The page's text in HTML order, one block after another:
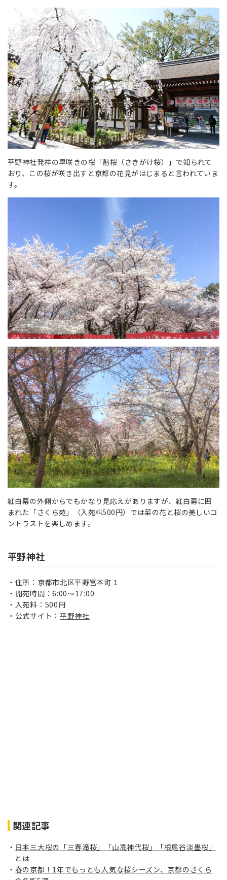
平野神社発祥の早咲きの桜「魁桜（さきがけ桜）」で知られて
おり、この桜が咲き出すと京都の花見がはじまると言われていま
す。
紅白幕の外側からでもかなり見応えがありますが、紅白幕に囲
まれた「さくら苑」（入苑料500円）では菜の花と桜の美しいコ
ントラストを楽しめます。
平野神社
住所：京都市北区平野宮本町１
開苑時間：6:00～17:00
入苑料：500円
公式サイト： 平野神社
関連記事
日本三大桜の「三春滝桜」「山高神代桜」「根尾谷淡墨桜」
とは
春の京都！1年でもっとも人気な桜シーズン、京都のさくら